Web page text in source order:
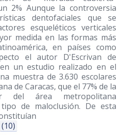
2% Aunque la controversia
dentofaciales que se
esqueléticos verticales
medida en las formas más
en países como
el autor D'Escrivan de
un estudio realizado en el
muestra de 3.630 escolares
de Caracas, que el 77% de la
del área metropolitana
de maloclusión. De esta
(10)